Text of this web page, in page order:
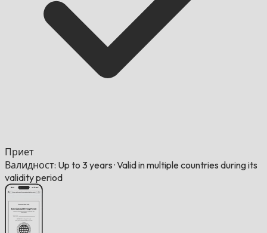
Приет
Валидност: Up to 3 years ·Valid in multiple countries during its
validity period